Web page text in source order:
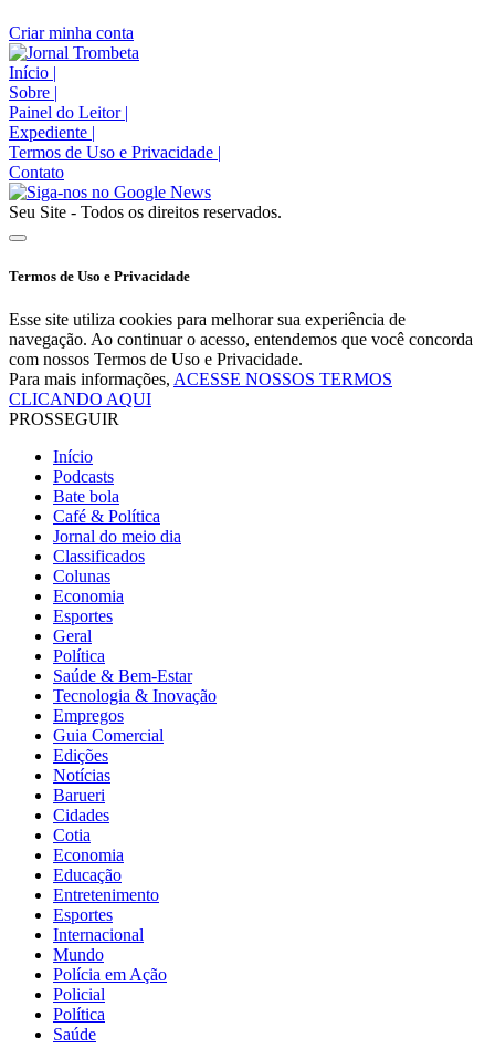
Criar minha conta
Início |
Sobre |
Painel do Leitor |
Expediente |
Termos de Uso e Privacidade |
Contato
Seu Site - Todos os direitos reservados.
Termos de Uso e Privacidade
Esse site utiliza cookies para melhorar sua experiência de
navegação. Ao continuar o acesso, entendemos que você concorda
com nossos Termos de Uso e Privacidade.
Para mais informações, ACESSE NOSSOS TERMOS
CLICANDO AQUI
PROSSEGUIR
Início
Podcasts
Bate bola
Café & Política
Jornal do meio dia
Classificados
Colunas
Economia
Esportes
Geral
Política
Saúde & Bem-Estar
Tecnologia & Inovação
Empregos
Guia Comercial
Edições
Notícias
Barueri
Cidades
Cotia
Economia
Educação
Entretenimento
Esportes
Internacional
Mundo
Polícia em Ação
Policial
Política
Saúde